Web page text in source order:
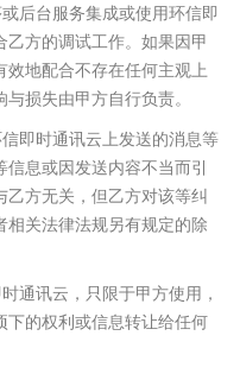
后台服务集成或使用环信即
乙方的调试工作。如果因甲
效地配合不存在任何主观上
损失由甲方自行负责。
即时通讯云上发送的消息等
息或因发送内容不当而引
乙方无关，但乙方对该等纠
相关法律法规另有规定的除
通讯云，只限于甲方使用，
下的权利或信息转让给任何